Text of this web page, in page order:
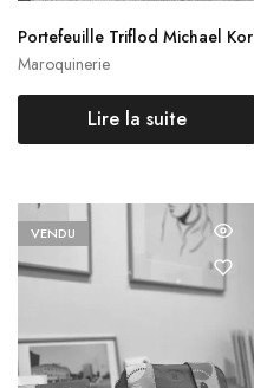
Maroquinerie
Portefeuille Triflod Michael Kor
s
Lire la suite
VENDU